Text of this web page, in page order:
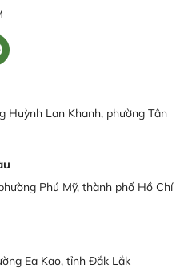
Huỳnh Lan Khanh, phường Tân
Phú Mỹ, thành phố Hồ Chí
Ea Kao, tỉnh Đắk Lắk